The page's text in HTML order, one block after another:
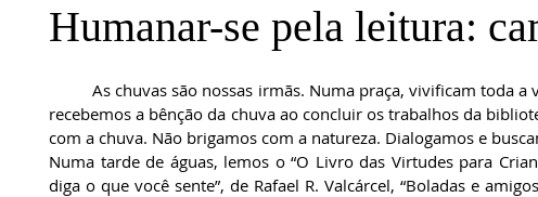
Humanar-se pela leitura:
	As chuvas são nossas irmãs. Numa praça, vivificam toda a vida a nossa volta. Na praça do Santa Sofia
recebemos a bênção da chuva ao concluir os trabalhos da
com a chuva. Não brigamos com a natureza. Dialogamos e
Numa tarde de águas, lemos o “O Livro das Virtudes para
diga o que você sente”, de Rafael R. Valcárcel, “Boladas e